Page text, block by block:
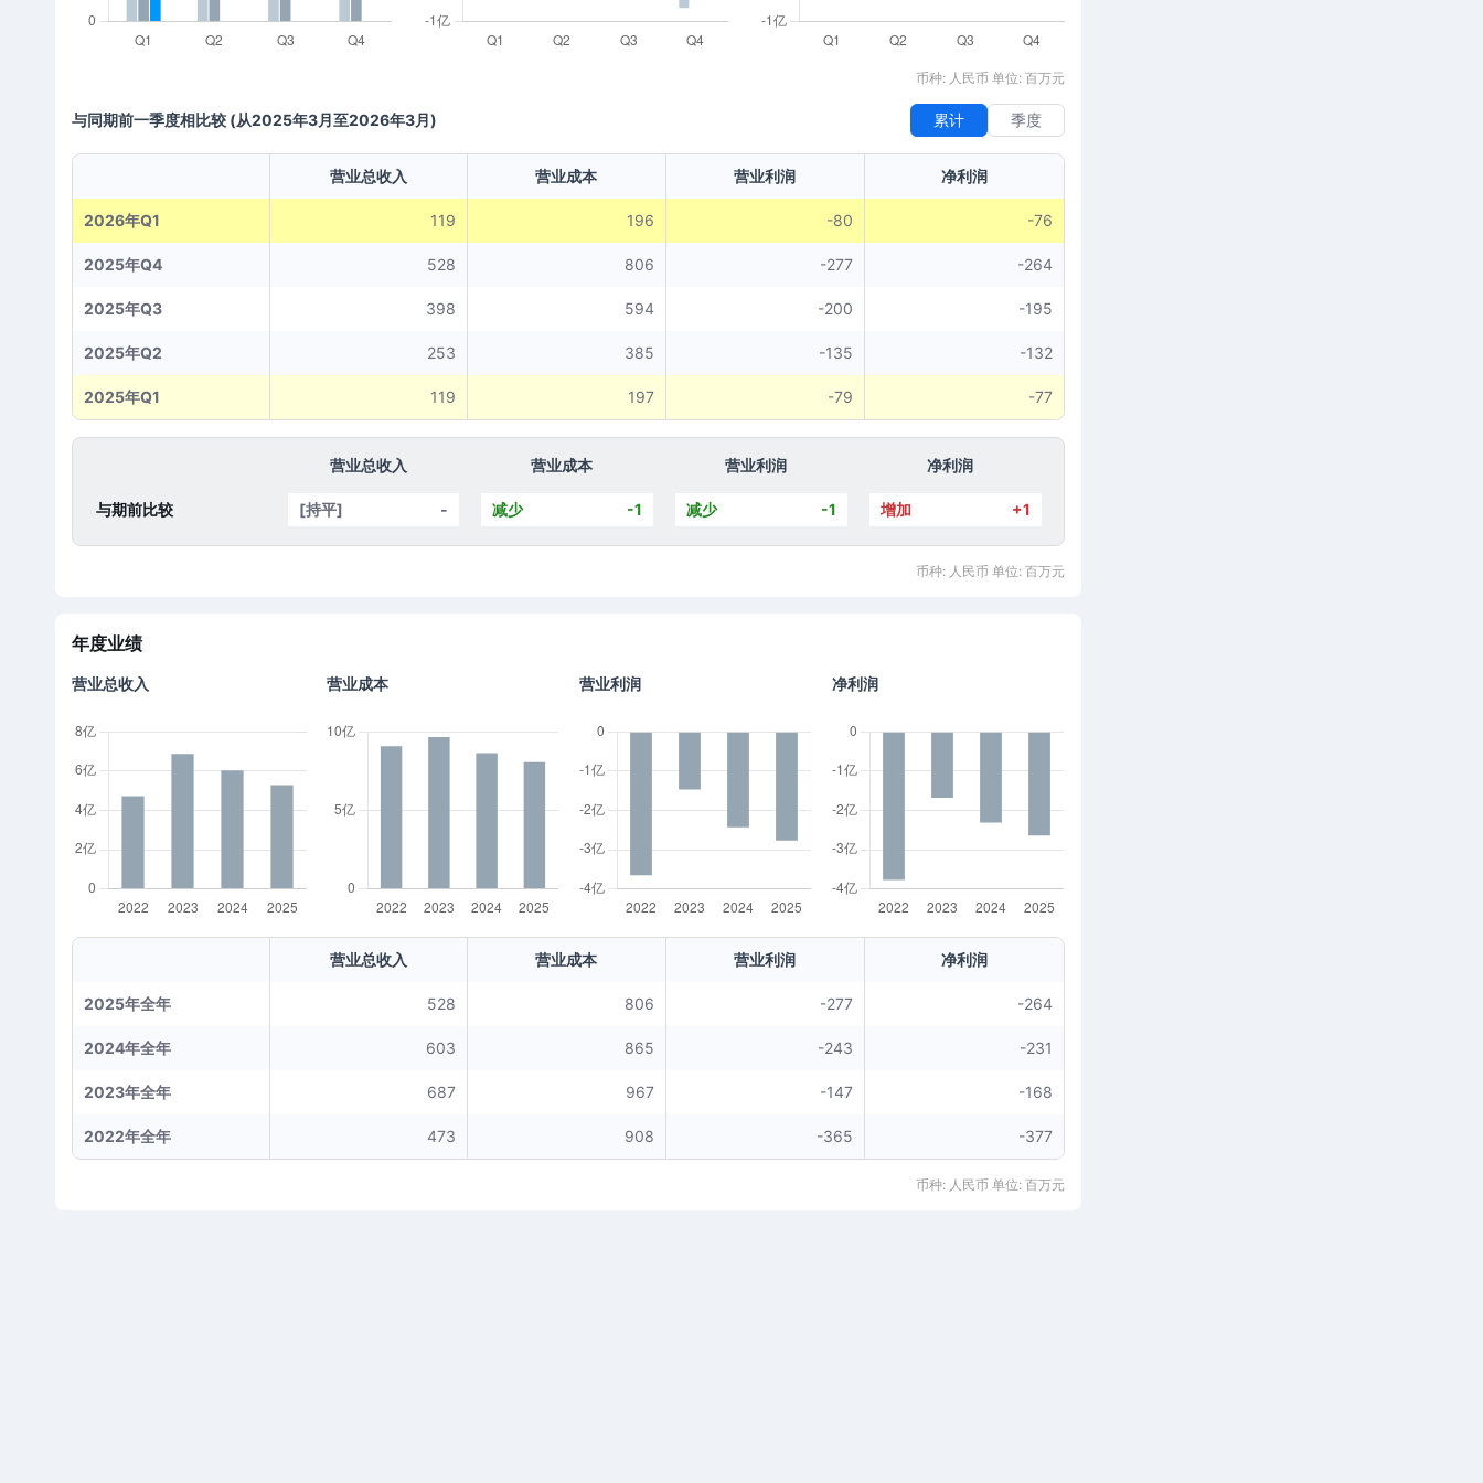
币种: 人民币 单位: 百万元
与同期前一季度相比较 (从2025年3月至2026年3月) 累计 季度
营业总收入 营业成本 营业利润 净利润
2026年Q1 119 196 -80 -76
2025年Q4 528 806 -277 -264
2025年Q3 398 594 -200 -195
2025年Q2 253 385 -135 -132
2025年Q1 119 197 -79 -77
营业总收入 营业成本 营业利润 净利润
与期前比较 [持平] - 减少 -1 减少 -1 增加 +1
币种: 人民币 单位: 百万元
年度业绩
营业总收入 营业成本 营业利润 净利润
营业总收入 营业成本 营业利润 净利润
2025年全年 528 806 -277 -264
2024年全年 603 865 -243 -231
2023年全年 687 967 -147 -168
2022年全年 473 908 -365 -377
币种: 人民币 单位: 百万元